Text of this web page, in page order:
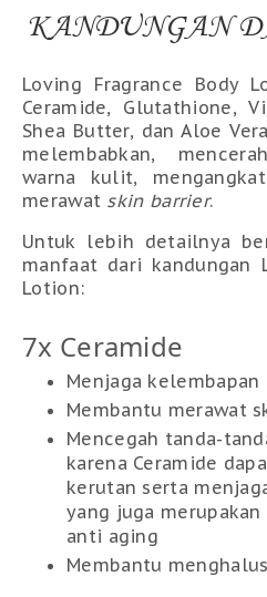
KANDUNGAN
Loving Fragrance Body
Ceramide, Glutathione,
Shea Butter, dan Aloe
melembabkan,
warna kulit,
merawat skin barrier.
Untuk lebih detailnya
manfaat dari kandungan
Lotion:
7x Ceramide
Menjaga
Membantu merawat
Mencegah tanda-
karena Ceramide
kerutan serta
yang juga
anti aging
Membantu